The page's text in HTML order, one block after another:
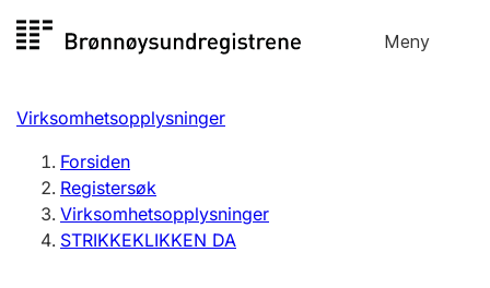
til
Meny
Registersøk
Aksjeselskap
Enkeltpersonforetak
Registrere, endre, slette
Virksomhetsopplysninger
Forsiden
Registersøk
Virksomhetsopplysninger
STRIKKEKLIKKEN DA